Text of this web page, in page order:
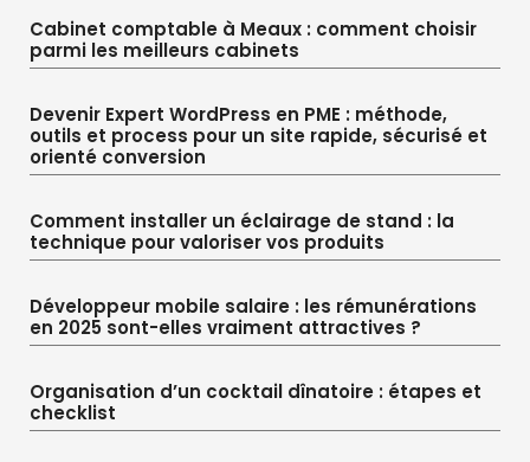
Cabinet comptable à Meaux : comment choisir
parmi les meilleurs cabinets
Devenir Expert WordPress en PME : méthode,
outils et process pour un site rapide, sécurisé et
orienté conversion
Comment installer un éclairage de stand : la
technique pour valoriser vos produits
Développeur mobile salaire : les rémunérations
en 2025 sont-elles vraiment attractives ?
Organisation d’un cocktail dînatoire : étapes et
checklist